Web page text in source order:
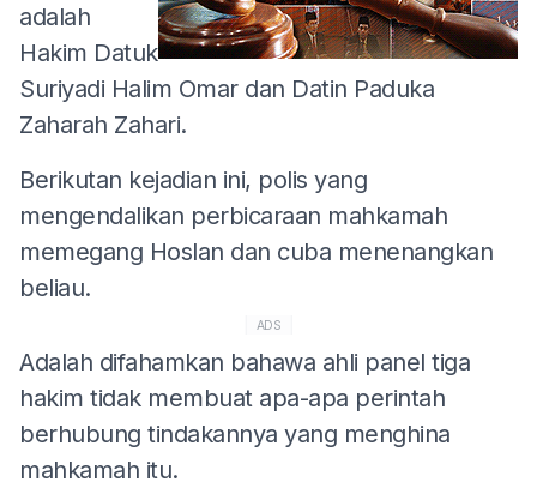
adalah
Hakim Datuk
Suriyadi Halim Omar dan Datin Paduka
Zaharah Zahari.
Berikutan kejadian ini, polis yang
mengendalikan perbicaraan mahkamah
memegang Hoslan dan cuba menenangkan
beliau.
ADS
Adalah difahamkan bahawa ahli panel tiga
hakim tidak membuat apa-apa perintah
berhubung tindakannya yang menghina
mahkamah itu.